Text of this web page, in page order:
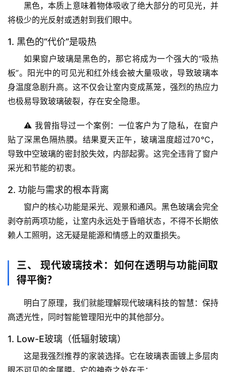
页
专
题
自
万
物
体
秘
历
黑色，本质上意味着物体吸收了绝大部分的可见光，并
将极少的光反射或透射到我们眼中。
1. 黑色的“代价”是吸热
如果窗户玻璃是黑色的，那它将成为一个强大的“吸热
板”。阳光中的可见光和红外线会被大量吸收，导致玻璃本
身温度急剧升高。这不仅会让室内变成蒸笼，强烈的热应力
也极易导致玻璃破裂，存在安全隐患。
⚠️ 我曾指导过一个案例 ：一位客户为了隐私，在窗户
贴了深黑色隔热膜。结果夏天正午，玻璃温度超过70℃，
导致中空玻璃的密封胶失效，内部起雾。这完全违背了窗户
采光和节能的初衷。
2. 功能与需求的根本背离
窗户的核心功能是采光、观景和通风。黑色玻璃会完全
剥夺前两项功能，让室内永远处于昏暗状态，不得不长期依
赖人工照明，这无疑是能源和情感上的双重损失。
三、 现代玻璃技术：如何在透明与功能间取
得平衡？
明白了原理，我们就能理解现代玻璃科技的智慧： 保持
高透光性，同时智能管理阳光中的其他部分。
1. Low-E玻璃（低辐射玻璃）
这是我强烈推荐的家装选择。它在玻璃表面镀上多层肉